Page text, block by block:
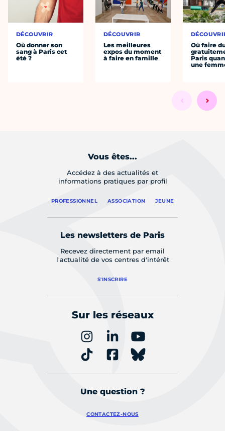
DÉCOUVRIR
Où donner son
sang à Paris cet
été ?
DÉCOUVRIR
Les meilleures
expos du moment
à faire en famille
Où faire
Paris
une
Vous êtes...
Accédez à des actualités et
informations pratiques par profil
PROFESSIONNEL ASSOCIATION JEUNE
Les newsletters de Paris
Recevez directement par email
l'actualité de vos centres d'intérêt
S'INSCRIRE
Sur les réseaux
Une question ?
CONTACTEZ-NOUS